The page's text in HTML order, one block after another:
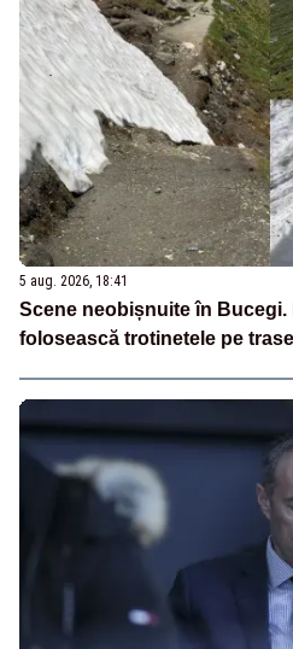
5 aug. 2026, 18:41
Scene neobișnuite în
folosească trotinetele pe